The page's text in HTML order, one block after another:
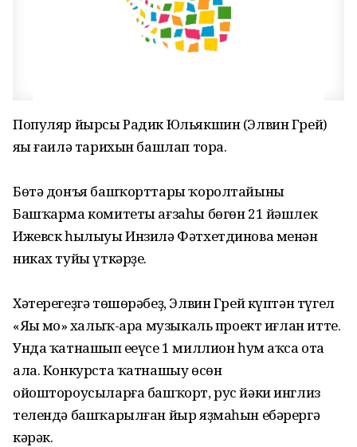
Популяр йырсы Радик Юльякшин (Элвин Грей)
яңы ғаилә тарихын башлап тора.
Бөтә донъя башҡорттары ҡоролтайының
Башҡарма комитеты ағзаһы бөгөн 21 йәшлек
Ижевск һылыуы Инзилә Фәтхетдинова менән
никах туйы үткәрҙе.
Хәтерегеҙгә төшөрәбеҙ, Элвин Грей күптән түгел
«Яңы моң» халыҡ-ара музыкаль проект иғлан итте.
Унда ҡатнашып еңеүсе 1 миллион һум аҡса ота
ала. Конкурста ҡатнашыу өсөн
ойоштороусыларға башҡорт, рус йәки инглиз
телендә башҡарылған йыр яҙмаһын ебәрергә
кәрәк.